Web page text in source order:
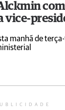
vice-
manhã de